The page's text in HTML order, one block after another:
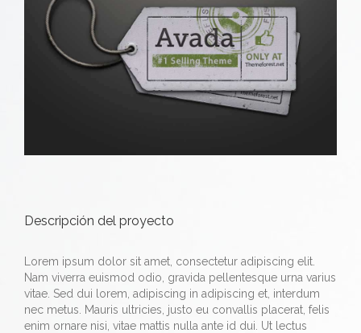
grande
Descripción del proyecto
Lorem ipsum dolor sit amet, consectetur adipiscing elit.
Nam viverra euismod odio, gravida pellentesque urna varius
vitae. Sed dui lorem, adipiscing in adipiscing et, interdum
nec metus. Mauris ultricies, justo eu convallis placerat, felis
enim ornare nisi, vitae mattis nulla ante id dui. Ut lectus